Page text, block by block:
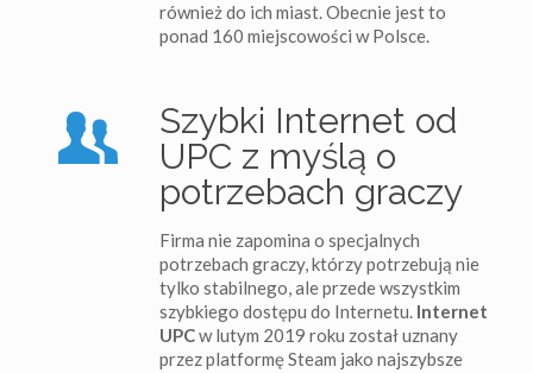
również do ich miast. Obecnie jest to
ponad 160 miejscowości w Polsce.
Szybki Internet od
UPC z myślą o
potrzebach graczy
Firma nie zapomina o specjalnych
potrzebach graczy, którzy potrzebują nie
tylko stabilnego, ale przede wszystkim
szybkiego dostępu do Internetu.Internet
UPCw lutym 2019 roku został uznany
przez platformę Steam jako najszybsze